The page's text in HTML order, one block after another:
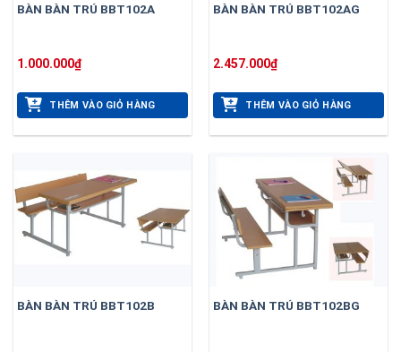
BÀN BÀN TRÚ BBT102A
1.000.000₫
THÊM VÀO GIỎ HÀNG
BÀN BÀN TRÚ BBT102AG
2.457.000₫
THÊM VÀO GIỎ HÀNG
BÀN BÀN TRÚ BBT102B BÀN BÀN TRÚ BBT102BG